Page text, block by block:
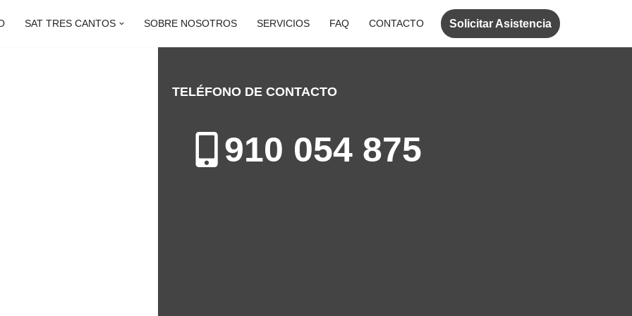
SAT TRES CANTOS SOBRE NOSOTROS SERVICIOS FAQ CONTACTO Solicitar Asistencia
TELÉFONO DE CONTACTO
910 054 875